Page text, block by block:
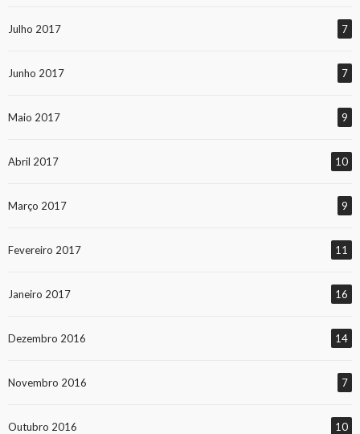
Julho 2017 7
Junho 2017 7
Maio 2017 9
Abril 2017 10
Março 2017 9
Fevereiro 2017 11
Janeiro 2017 16
Dezembro 2016 14
Novembro 2016 7
Outubro 2016 10